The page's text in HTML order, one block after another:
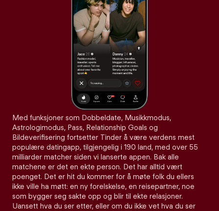
Med funksjoner som Dobbeldate, Musikkmodus,
Astrologimodus, Pass, Relationship Goals og
Bildeverifisering fortsetter Tinder å være verdens mest
populære datingapp, tilgjengelig i 190 land, med over 55
milliarder matcher siden vi lanserte appen. Bak alle
matchene er det en ekte person. Det har alltid vært
poenget. Det er hit du kommer for å møte folk du ellers
ikke ville ha møtt: en ny forelskelse, en reisepartner, noe
som bygger seg sakte opp og blir til ekte relasjoner.
Uansett hva du ser etter, eller om du ikke vet hva du ser